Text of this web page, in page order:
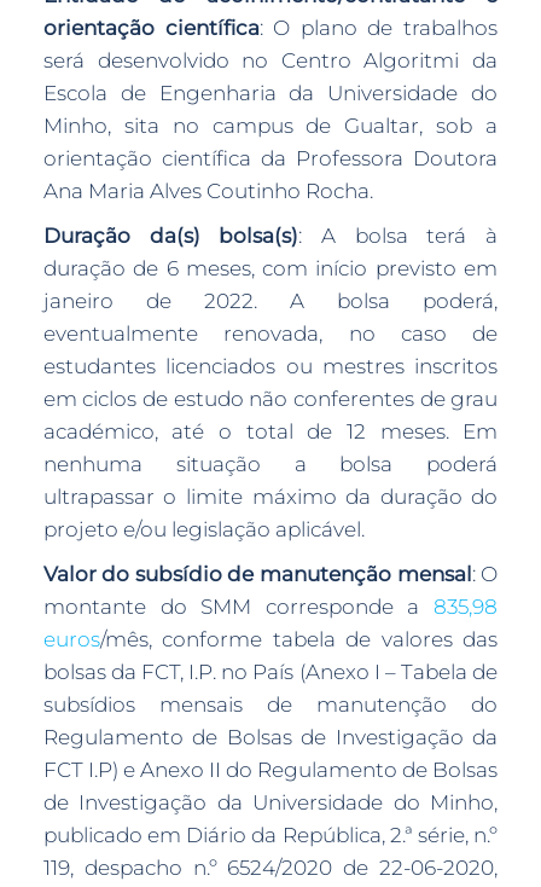
orientação científica: O plano de trabalhos
será desenvolvido no Centro Algoritmi da
Escola de Engenharia da Universidade do
Minho, sita no campus de Gualtar, sob a
orientação científica da Professora Doutora
Ana Maria Alves Coutinho Rocha.
Duração da(s) bolsa(s): A bolsa terá à
duração de 6 meses, com início previsto em
janeiro de 2022. A bolsa poderá,
eventualmente renovada, no caso de
estudantes licenciados ou mestres inscritos
em ciclos de estudo não conferentes de grau
académico, até o total de 12 meses. Em
nenhuma situação a bolsa poderá
ultrapassar o limite máximo da duração do
projeto e/ou legislação aplicável.
Valor do subsídio de manutenção mensal : O
montante do SMM corresponde a835,98
euros/mês, conforme tabela de valores das
bolsas da FCT, I.P. no País (Anexo I – Tabela de
subsídios mensais de manutenção do
Regulamento de Bolsas de Investigação da
FCT I.P) e Anexo II do Regulamento de Bolsas
de Investigação da Universidade do Minho,
publicado em Diário da República, 2.ª série, n.º
119, despacho n.º 6524/2020 de 22-06-2020,